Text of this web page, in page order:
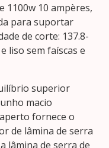
10 ampères,
para suportar
de corte: 137.8-
liso sem faíscas e
superior
macio
fornece o
de lâmina de serra
lâmina de serra de